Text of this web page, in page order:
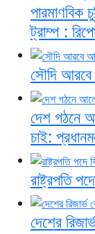
পারমাণবিক
ট্রাম্প :
সৌদি আরবে
দেশ গঠনে
চাই:
রাষ্ট্রপতি
দেশের